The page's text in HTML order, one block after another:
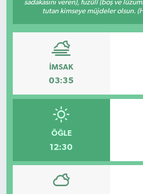
sadakasını veren), fuzûlî (boş ve
tutan kimseye müjdeler olsun.
İMSAK
03:35
ÖĞLE
12:30
TURİZM
VİDEO HABERLER
YAZARLAR
RESMİ İLAN